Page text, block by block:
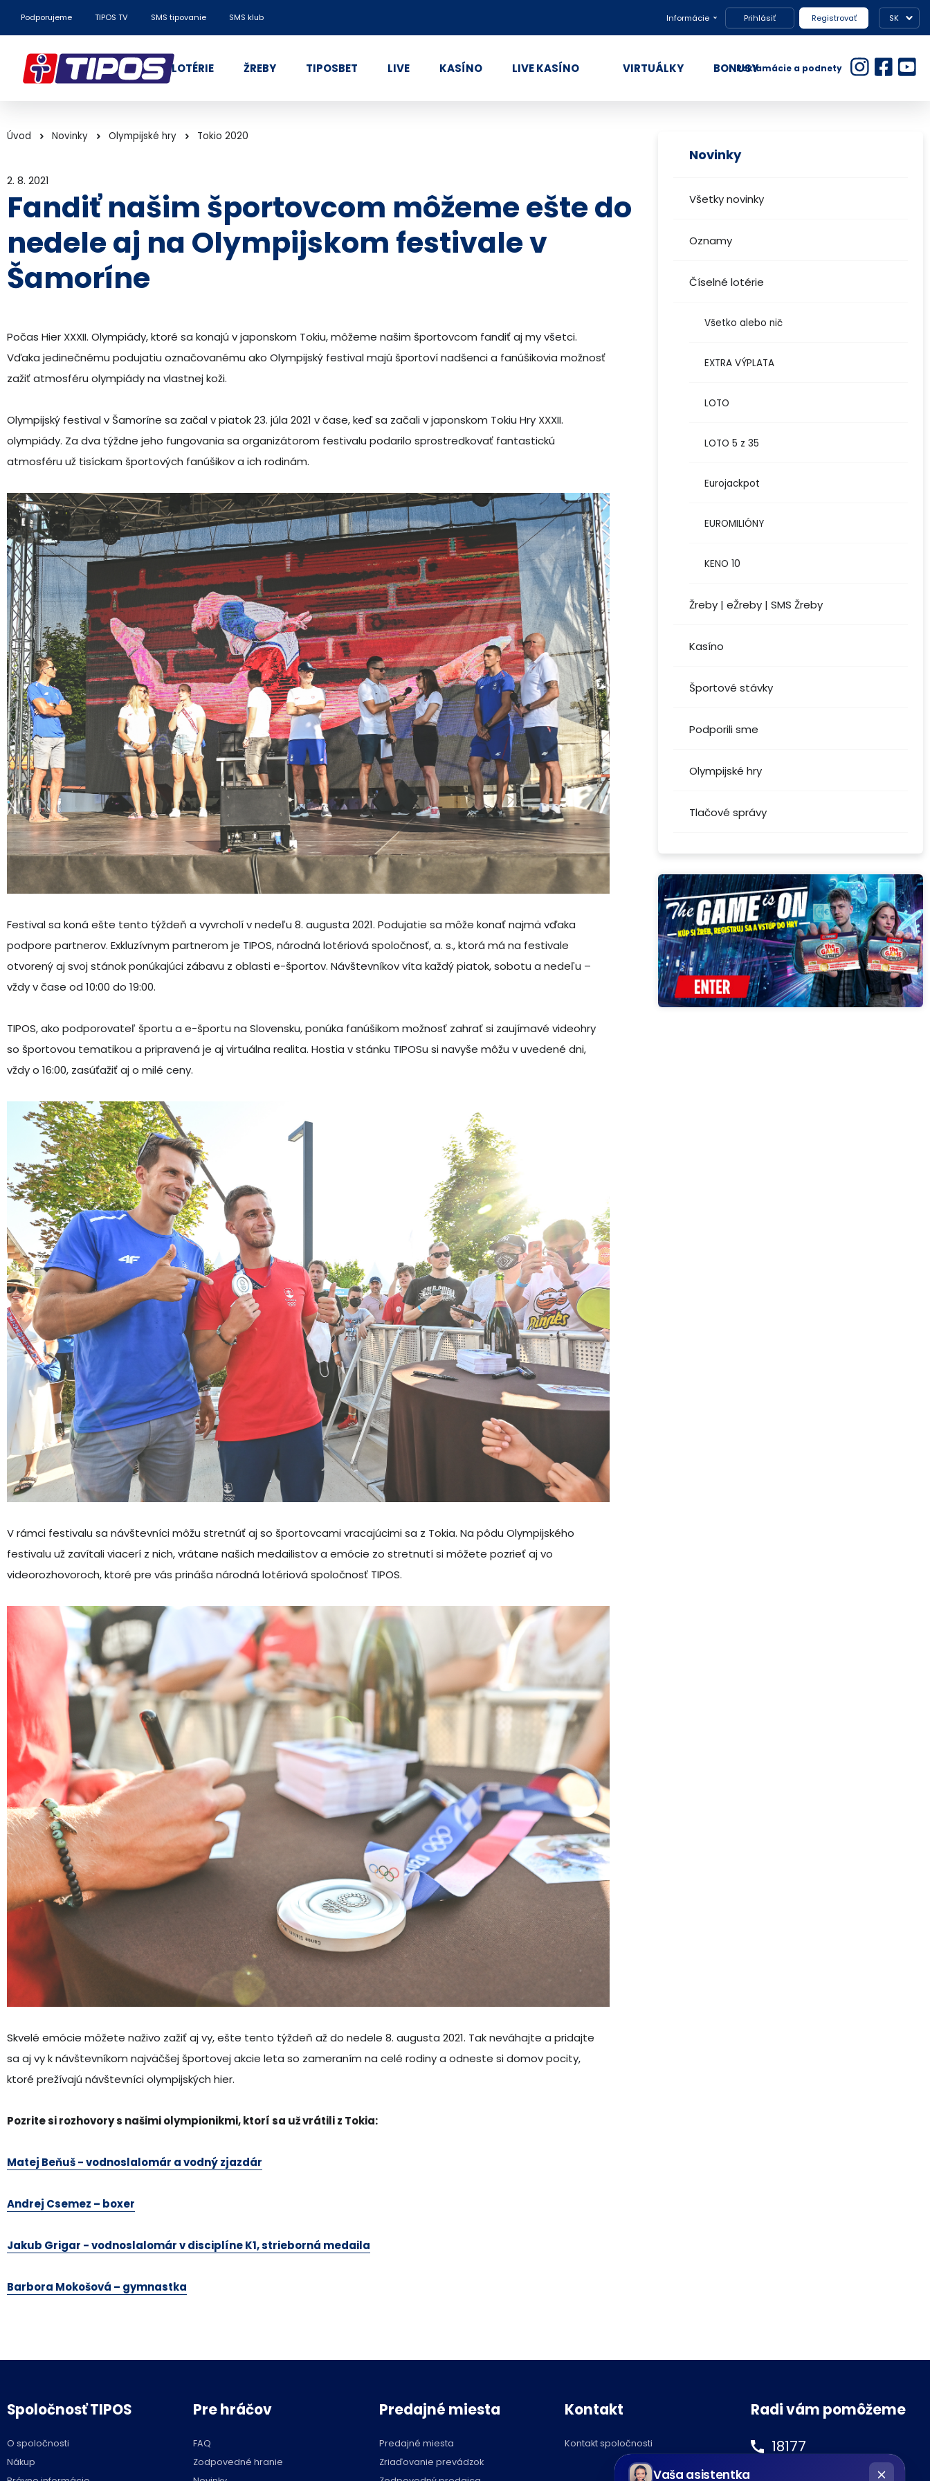
Podporujeme TIPOS TV SMS tipovanie SMS klub Informácie Prihlásiť Registrovať SK
LOTÉRIE ŽREBY TIPOSBET LIVE KASÍNO LIVE KASÍNO VIRTUÁLKY BONUSYReklamácie a podnety
Novinky
Všetky novinky
Oznamy
Číselné lotérie
Všetko alebo nič
EXTRA VÝPLATA
LOTO
LOTO 5 z 35
Eurojackpot
EUROMILIÓNY
KENO 10
Žreby | eŽreby | SMS Žreby
Kasíno
Športové stávky
Podporili sme
Olympijské hry
Tlačové správy
Úvod Novinky Olympijské hry Tokio 2020
2. 8. 2021
Fandiť našim športovcom môžeme ešte do
nedele aj na Olympijskom festivale v
Šamoríne
Počas Hier XXXII. Olympiády, ktoré sa konajú v japonskom Tokiu, môžeme našim športovcom fandiť aj my všetci.
Vďaka jedinečnému podujatiu označovanému ako Olympijský festival majú športoví nadšenci a fanúšikovia možnosť
zažiť atmosféru olympiády na vlastnej koži.
Olympijský festival v Šamoríne sa začal v piatok 23. júla 2021 v čase, keď sa začali v japonskom Tokiu Hry XXXII.
olympiády. Za dva týždne jeho fungovania sa organizátorom festivalu podarilo sprostredkovať fantastickú
atmosféru už tisíckam športových fanúšikov a ich rodinám.
Festival sa koná ešte tento týždeň a vyvrcholí v nedeľu 8. augusta 2021. Podujatie sa môže konať najmä vďaka
podpore partnerov. Exkluzívnym partnerom je TIPOS, národná lotériová spoločnosť, a. s., ktorá má na festivale
otvorený aj svoj stánok ponúkajúci zábavu z oblasti e-športov. Návštevníkov víta každý piatok, sobotu a nedeľu –
vždy v čase od 10:00 do 19:00.
TIPOS, ako podporovateľ športu a e-športu na Slovensku, ponúka fanúšikom možnosť zahrať si zaujímavé videohry
so športovou tematikou a pripravená je aj virtuálna realita. Hostia v stánku TIPOSu si navyše môžu v uvedené dni,
vždy o 16:00, zasúťažiť aj o milé ceny.
V rámci festivalu sa návštevníci môžu stretnúť aj so športovcami vracajúcimi sa z Tokia. Na pôdu Olympijského
festivalu už zavítali viacerí z nich, vrátane našich medailistov a emócie zo stretnutí si môžete pozrieť aj vo
videorozhovoroch, ktoré pre vás prináša národná lotériová spoločnosť TIPOS.
Skvelé emócie môžete naživo zažiť aj vy, ešte tento týždeň až do nedele 8. augusta 2021. Tak neváhajte a pridajte
sa aj vy k návštevníkom najväčšej športovej akcie leta so zameraním na celé rodiny a odneste si domov pocity,
ktoré prežívajú návštevníci olympijských hier.
Pozrite si rozhovory s našimi olympionikmi, ktorí sa už vrátili z Tokia:
Matej Beňuš - vodnoslalomár a vodný zjazdár
Andrej Csemez – boxer
Jakub Grigar - vodnoslalomár v disciplíne K1, strieborná medaila
Barbora Mokošová – gymnastka
Radi vám pomôžeme
18177
podnety@tipos.sk
Spoločnosť TIPOS
O spoločnosti
Nákup
Pre hráčov
FAQ
Zodpovedné hranie
Predajné miesta
Predajné miesta
Zriaďovanie prevádzok
Kontakt
Kontakt spoločnosti
Vaša asistentka
Chatbot
píše